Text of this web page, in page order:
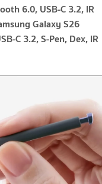
6.0, USB-C 3.2, IR
Galaxy S26
C 3.2, S-Pen, Dex, IR